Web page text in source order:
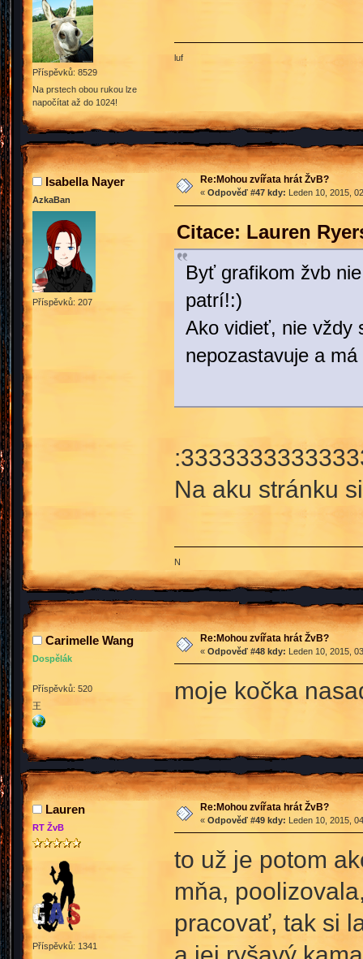
Příspěvků: 8529
Na prstech obou rukou lze
napočítat až do 1024!
luf
Isabella Nayer
AzkaBan
Příspěvků: 207
Re:Mohou zvířata hrát ŽvB?
« Odpověď #47 kdy: Leden 10, 2015,
Citace: Lauren
Byť grafikom žvb
patrí!:)
Ako vidieť, nie vždy
nepozastavuje a
Na aku stránku
N
Carimelle Wang
Dospělák
Příspěvků: 520
王
Re:Mohou zvířata hrát ŽvB?
« Odpověď #48 kdy: Leden 10, 2015,
moje kočka
Lauren
RT ŽvB
Příspěvků: 1341
Re:Mohou zvířata hrát ŽvB?
« Odpověď #49 kdy: Leden 10, 2015,
to už je potom
mňa,
pracovať, tak si